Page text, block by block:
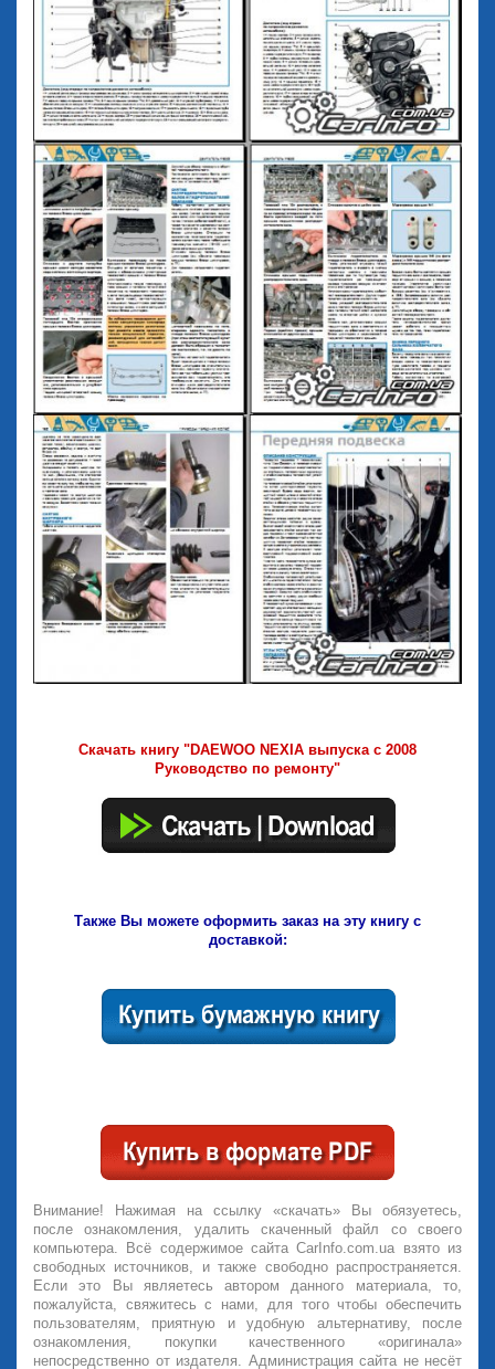
Скачать книгу "DAEWOO NEXIA выпуска с 2008
Руководство по ремонту"
Также Вы можете оформить заказ на эту книгу с
доставкой:
Внимание! Нажимая на ссылку «скачать» Вы обязуетесь,
после ознакомления, удалить скаченный файл со своего
компьютера. Всё содержимое сайта CarInfo.com.ua взято из
свободных источников, и также свободно распространяется.
Если это Вы являетесь автором данного материала, то,
пожалуйста, свяжитесь с нами, для того чтобы обеспечить
пользователям, приятную и удобную альтернативу, после
ознакомления, покупки качественного «оригинала»
непосредственно от издателя. Администрация сайта не несёт